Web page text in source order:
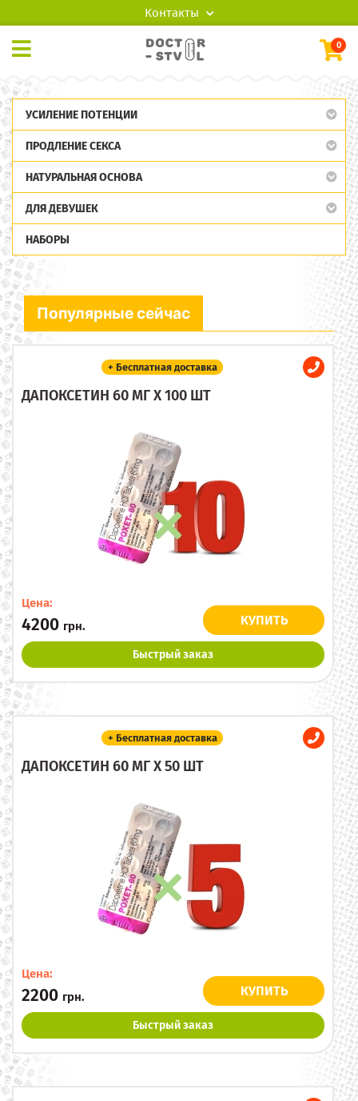
Контакты
0
УСИЛЕНИЕ ПОТЕНЦИИ
ПРОДЛЕНИЕ СЕКСА
НАТУРАЛЬНАЯ ОСНОВА
ДЛЯ ДЕВУШЕК
НАБОРЫ
Популярные сейчас
+ Бесплатная доставка
ДАПОКСЕТИН 60 МГ X 100 ШТ
Цена:
4200 грн. КУПИТЬ
Быстрый заказ
+ Бесплатная доставка
ДАПОКСЕТИН 60 МГ X 50 ШТ
Цена:
2200 грн. КУПИТЬ
Быстрый заказ